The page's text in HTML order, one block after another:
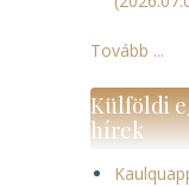
Tovább ...
Külföldi
hírek